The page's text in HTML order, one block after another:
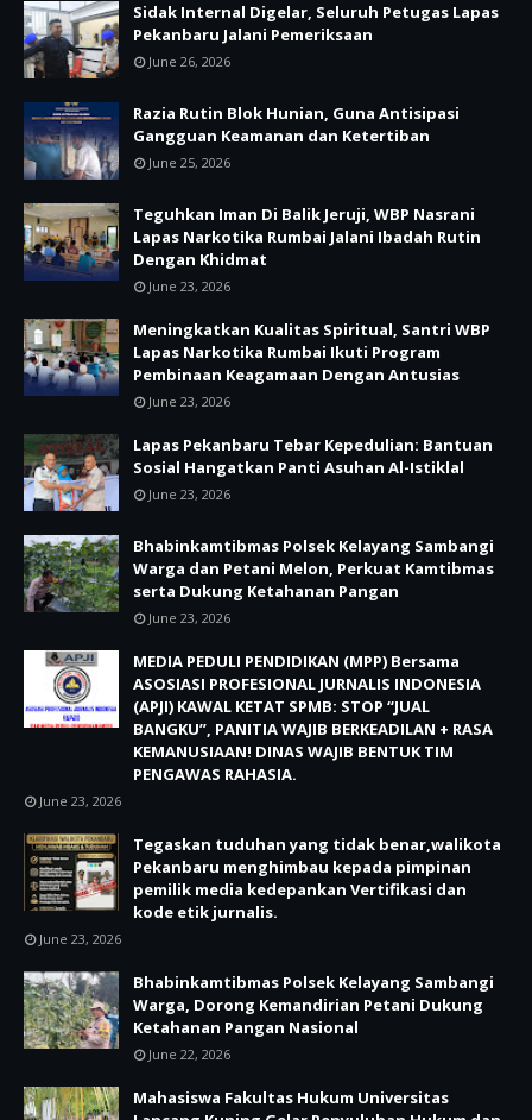
Sidak Internal Digelar, Seluruh Petugas Lapas
Pekanbaru Jalani Pemeriksaan
June 26, 2026
Razia Rutin Blok Hunian, Guna Antisipasi
Gangguan Keamanan dan Ketertiban
June 25, 2026
Teguhkan Iman Di Balik Jeruji, WBP Nasrani
Lapas Narkotika Rumbai Jalani Ibadah Rutin
Dengan Khidmat
June 23, 2026
Meningkatkan Kualitas Spiritual, Santri WBP
Lapas Narkotika Rumbai Ikuti Program
Pembinaan Keagamaan Dengan Antusias
June 23, 2026
Lapas Pekanbaru Tebar Kepedulian: Bantuan
Sosial Hangatkan Panti Asuhan Al-Istiklal
June 23, 2026
Bhabinkamtibmas Polsek Kelayang Sambangi
Warga dan Petani Melon, Perkuat Kamtibmas
serta Dukung Ketahanan Pangan
June 23, 2026
MEDIA PEDULI PENDIDIKAN (MPP) Bersama
ASOSIASI PROFESIONAL JURNALIS INDONESIA
(APJI) KAWAL KETAT SPMB: STOP “JUAL
BANGKU”, PANITIA WAJIB BERKEADILAN + RASA
KEMANUSIAAN! DINAS WAJIB BENTUK TIM
PENGAWAS RAHASIA.
June 23, 2026
Tegaskan tuduhan yang tidak benar,walikota
Pekanbaru menghimbau kepada pimpinan
pemilik media kedepankan Vertifikasi dan
kode etik jurnalis.
June 23, 2026
Bhabinkamtibmas Polsek Kelayang Sambangi
Warga, Dorong Kemandirian Petani Dukung
Ketahanan Pangan Nasional
June 22, 2026
Mahasiswa Fakultas Hukum Universitas